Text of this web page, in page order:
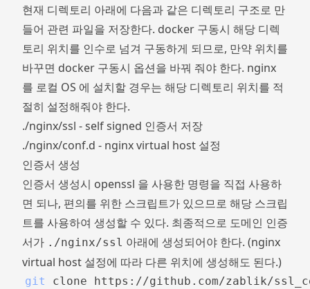
현재 디렉토리 아래에 다음과 같은 디렉토리 구조로 만
들어 관련 파일을 저장한다. docker 구동시 해당 디렉
토리 위치를 인수로 넘겨 구동하게 되므로, 만약 위치를
바꾸면 docker 구동시 옵션을 바꿔 줘야 한다. nginx
를 로컬 OS 에 설치할 경우는 해당 디렉토리 위치를 적
절히 설정해줘야 한다.
./nginx/ssl - self signed 인증서 저장
./nginx/conf.d - nginx virtual host 설정
인증서 생성
인증서 생성시 openssl 을 사용한 명령을 직접 사용하
면 되나, 편의를 위한 스크립트가 있으므로 해당 스크립
트를 사용하여 생성할 수 있다. 최종적으로 도메인 인증
서가 ./nginx/ssl 아래에 생성되어야 한다. (nginx
virtual host 설정에 따라 다른 위치에 생성해도 된다.)
git